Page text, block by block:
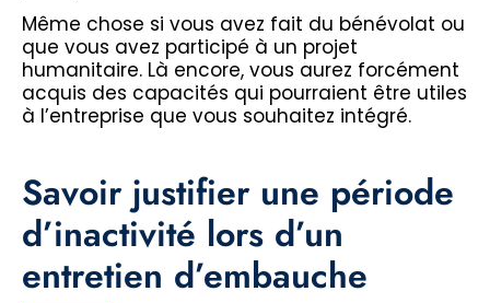
Même chose si vous avez fait du bénévolat ou
que vous avez participé à un projet
humanitaire. Là encore, vous aurez forcément
acquis des capacités qui pourraient être utiles
à l’entreprise que vous souhaitez intégré.
Savoir justifier une période
d’inactivité lors d’un
entretien d’embauche